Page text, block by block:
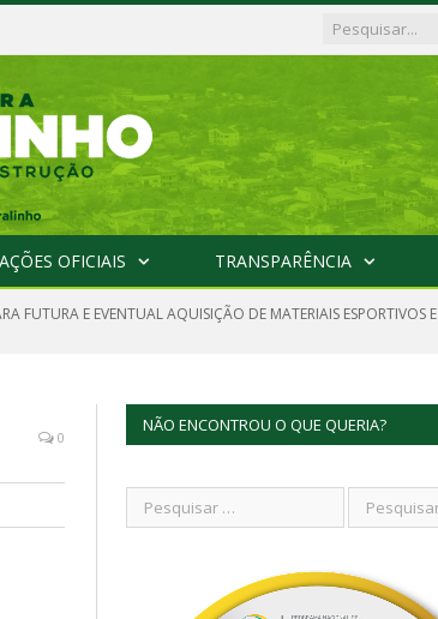
OFICIAIS TRANSPARÊNCIA
FUTURA E EVENTUAL AQUISIÇÃO DE MATERIAIS ESPORTIVOS E
0
NÃO ENCONTROU O QUE QUERIA?